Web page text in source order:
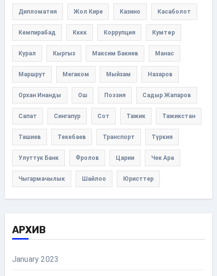
Дипломатия Жол Кире Казино Касаболот
Кемпирабад Кккк Коррупция Кумтөр
Курал Кыргыз Максим Бакиев Манас
Маршрут Мегаком Мыйзам Назаров
Орхан Инанды Ош Поэзия Садыр Жапаров
Сапат Сингапур Сот Тажик Тажикстан
Ташиев Текебаев Транспорт Түркия
Улуттук Банк Фролов Царии Чек Ара
Чыгармачылык Шайлоо Юристтер
АРХИВ
January 2023